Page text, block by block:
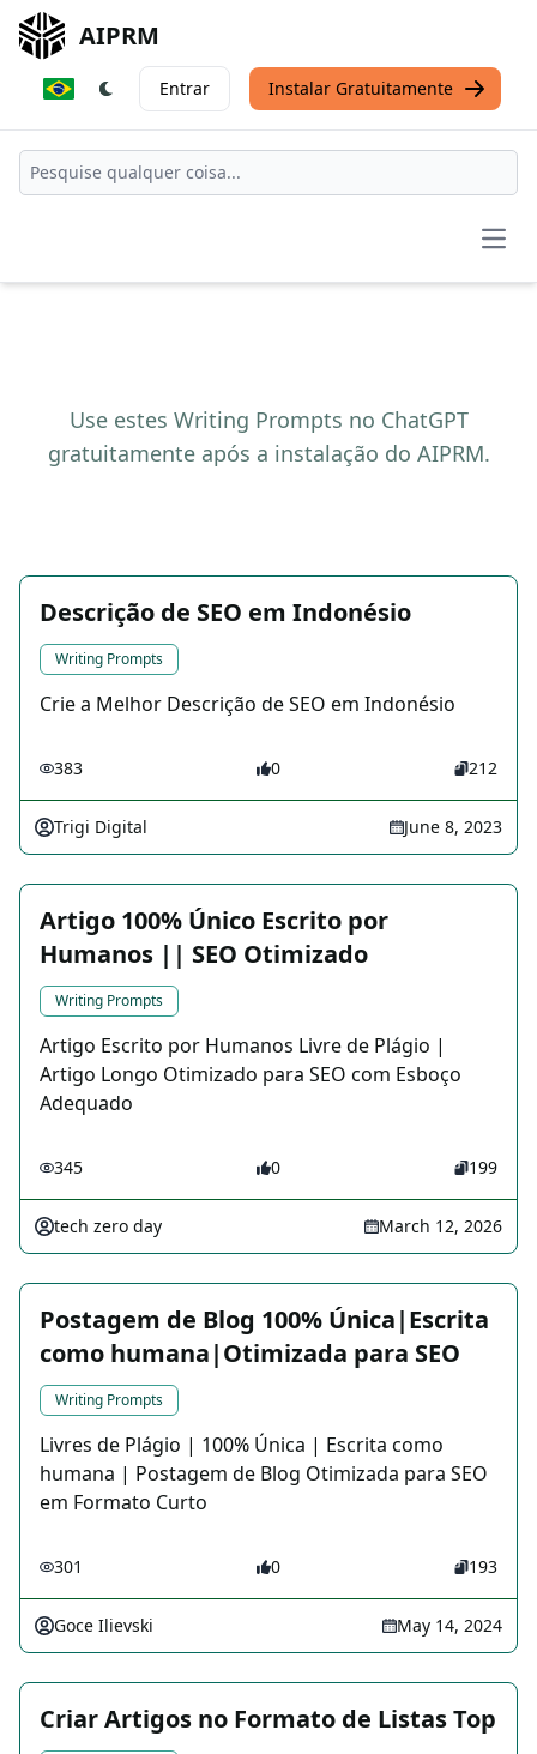
AIPRM
Entrar Instalar Gratuitamente
Use estes Writing Prompts no ChatGPT
gratuitamente após a instalação do AIPRM.
Descrição de SEO em Indonésio
Writing Prompts
Crie a Melhor Descrição de SEO em Indonésio
383 0 212
Trigi Digital June 8, 2023
Artigo 100% Único Escrito por
Humanos || SEO Otimizado
Writing Prompts
Artigo Escrito por Humanos Livre de Plágio |
Artigo Longo Otimizado para SEO com Esboço
Adequado
345 0 199
tech zero day March 12, 2026
Postagem de Blog 100% Única|Escrita
como humana|Otimizada para SEO
Writing Prompts
Livres de Plágio | 100% Única | Escrita como
humana | Postagem de Blog Otimizada para SEO
em Formato Curto
301 0 193
Goce Ilievski May 14, 2024
Criar Artigos no Formato de Listas Top